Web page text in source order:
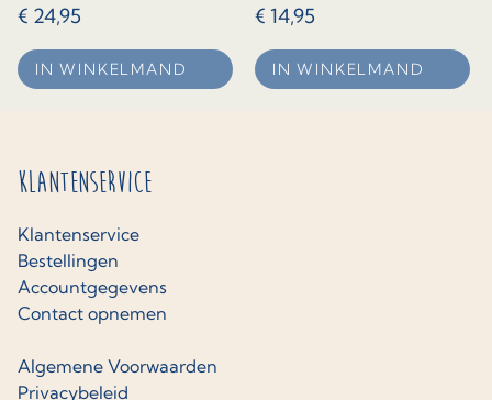
€ 24,95
IN WINKELMAND
€ 14,95
IN WINKELMAND
Klantenservice
Klantenservice
Bestellingen
Accountgegevens
Contact opnemen
Algemene Voorwaarden
Privacybeleid